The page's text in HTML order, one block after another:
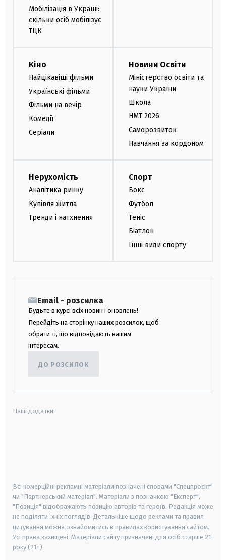
Мобілізація в Україні:
скільки осіб мобілізує
ТЦК
Кіно
Найцікавіші фільми
Українські фільми
Фільми на вечір
Комедії
Серіали
Новини Освіти
Міністерство освіти та
науки України
Школа
НМТ 2026
Саморозвиток
Навчання за кордоном
Нерухомість
Аналітика ринку
Купівля житла
Тренди і натхнення
Спорт
Бокс
Футбол
Теніс
Біатлон
Інші види спорту
Email - розсилка
Будьте в курсі всіх новин і оновлень!
Перейдіть на сторінку наших розсилок, щоб
обрати ті, що відповідають вашим
інтересам.
ДО РОЗСИЛОК
Наші додатки:
Всі комерційні рекламні матеріали позначені словами "Спецпроєкт"
чи "Партнерський матеріал". Матеріали з позначкою "Експерт",
"Позиція" відображають позицію авторів та героїв. Редакція може
не поділяти їхніх поглядів. Детальніше щодо реклами та правил
цитування можна ознайомитись в правилах користування сайтом.
Усі права захищені. Матеріали сайту призначені для осіб старше 21
року (21+)